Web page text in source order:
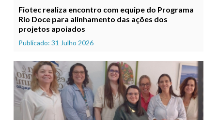
Fiotec realiza encontro com equipe do Programa
Rio Doce para alinhamento das ações dos
projetos apoiados
Publicado: 31 Julho 2026